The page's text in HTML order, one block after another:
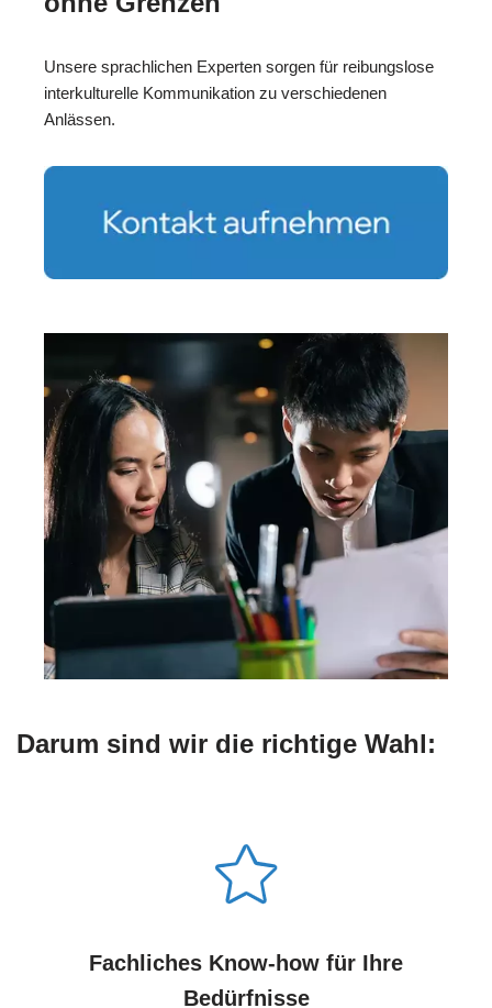
Unsere sprachlichen Experten sorgen für reibungslose
interkulturelle Kommunikation zu verschiedenen
Anlässen.
Darum sind wir die richtige Wahl:
Fachliches Know-how für Ihre
Bedürfnisse